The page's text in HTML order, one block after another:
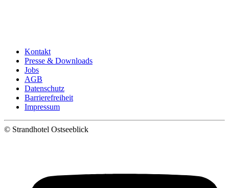
Kontakt
Presse & Downloads
Jobs
AGB
Datenschutz
Barrierefreiheit
Impressum
© Strandhotel Ostseeblick